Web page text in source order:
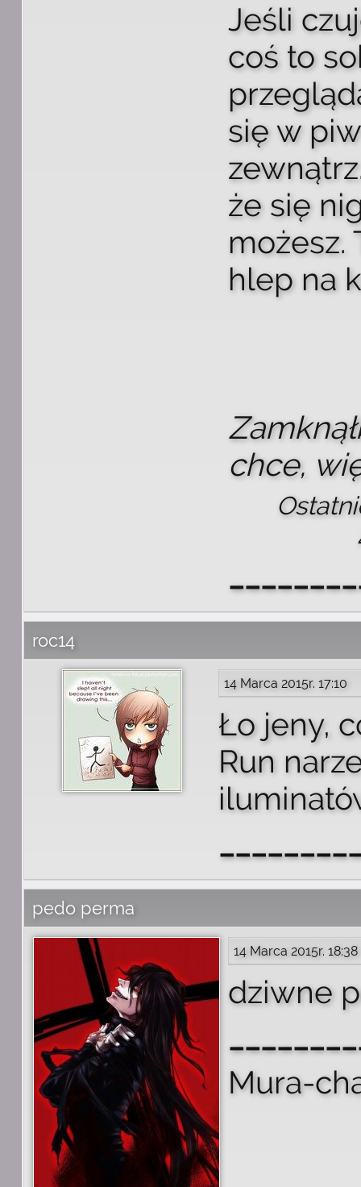
Jeśli
coś to
się w
że się
możesz.
hlep na
chce,
roc14
14 Marca 2015r. 17:10
Ło jeny,
Run
pedo perma
14 Marca 2015r. 18:38
dziwne
Mura-